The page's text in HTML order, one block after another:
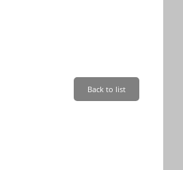
Back to list